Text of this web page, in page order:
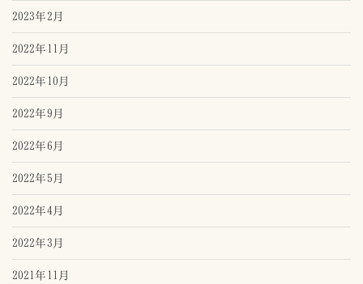
2023年2月
2022年11月
2022年10月
2022年9月
2022年6月
2022年5月
2022年4月
2022年3月
2021年11月